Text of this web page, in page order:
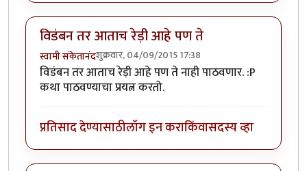
विडंबन तर आताच रेड़ी आहे पण ते
स्वामी संकेतानंदशुक्रवार, 04/09/2015 17:38
विडंबन तर आताच रेड़ी आहे पण ते नाही पाठवणार. :P
कथा पाठवण्याचा प्रयत्न करतो.
प्रतिसाद देण्यासाठीलॉग इन कराकिंवासदस्य व्हा